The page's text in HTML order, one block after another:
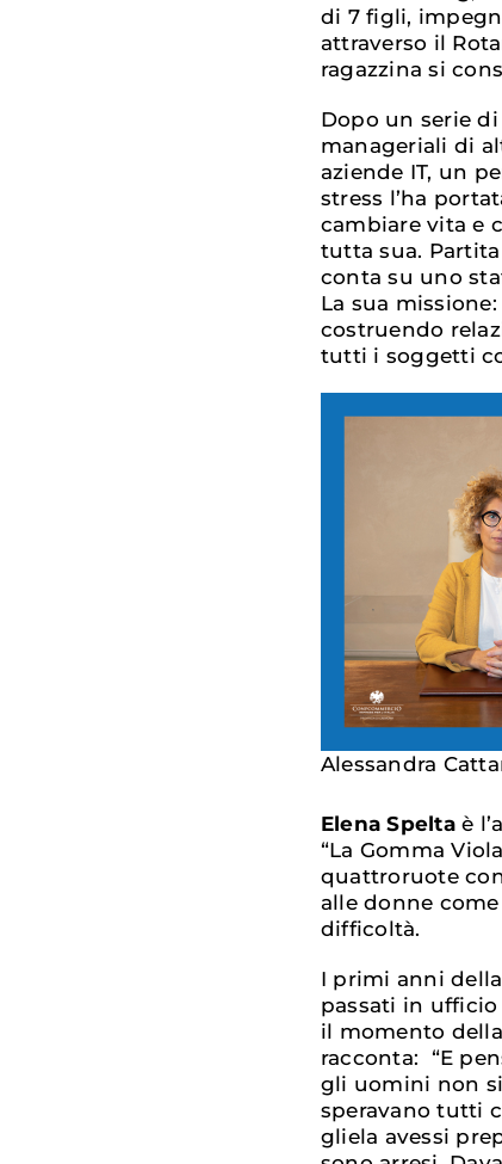
di 7 figli,
attraverso il
ragazzina si
Dopo un serie
manageriali di
aziende IT, un
stress l’ha
cambiare vita e
tutta sua.
conta su uno
La sua
costruendo
tutti i soggetti
Alessandra
Elena Speltaè
“La Gomma
quattroruote
alle donne
difficoltà.
I primi anni
passati in
il momento
racconta: “E
gli uomini non
speravano tutti
gliela avessi